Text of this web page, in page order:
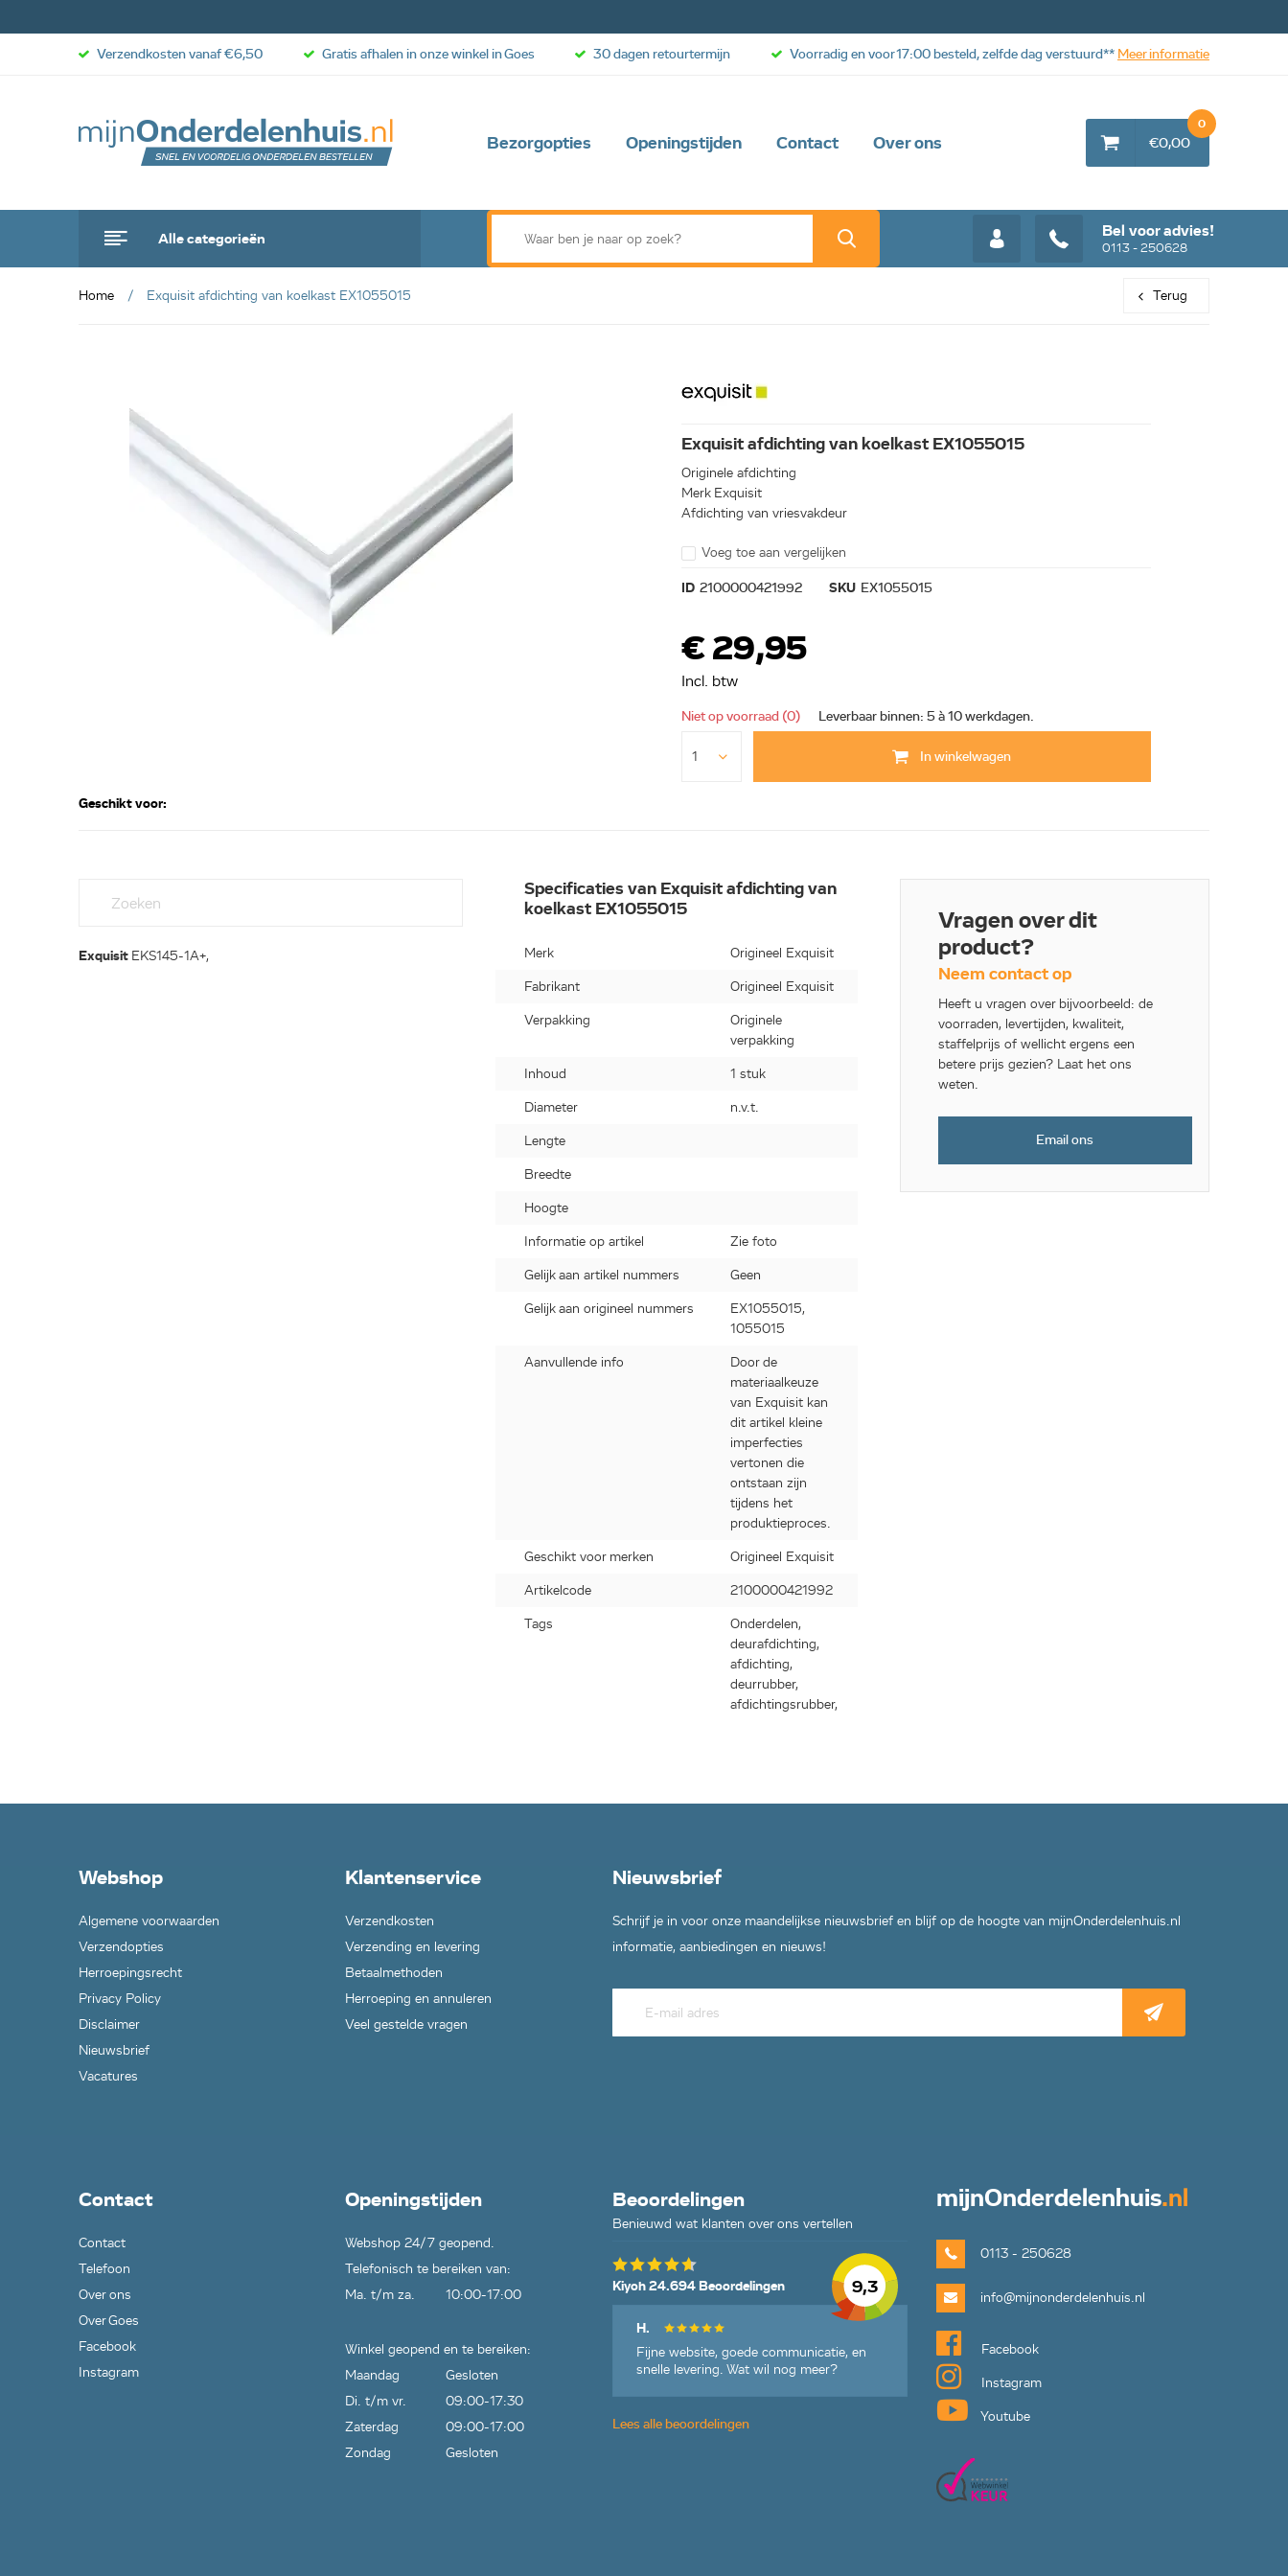
Bezorgopties Openingstijden Contact Over ons
Alle categorieën Bel voor advies!
0113 - 250628
€0,00
0
Verzendkosten vanaf €6,50 Gratis afhalen in onze winkel in Goes 30 dagen retourtermijn Voorradig en voor 17:00 besteld, zelfde dag verstuurd** Meer informatie
Home Exquisit afdichting van koelkast EX1055015 Terug
Exquisit afdichting van koelkast EX1055015
Originele afdichting
Merk Exquisit
Afdichting van vriesvakdeur
Voeg toe aan vergelijken
ID 2100000421992 SKU EX1055015
€ 29,95
Incl. btw
Niet op voorraad (0) Leverbaar binnen: 5 à 10 werkdagen.
In winkelwagen
Geschikt voor:
Exquisit EKS145-1A+,
Specificaties van Exquisit afdichting van
koelkast EX1055015
Merk Origineel Exquisit
Fabrikant Origineel Exquisit
Verpakking
Originele
verpakking
Inhoud 1 stuk
Diameter n.v.t.
Lengte
Breedte
Hoogte
Informatie op artikel Zie foto
Gelijk aan artikel nummers Geen
Gelijk aan origineel nummers
EX1055015,
1055015
Aanvullende info
Door de
materiaalkeuze
van Exquisit kan
dit artikel kleine
imperfecties
vertonen die
ontstaan zijn
tijdens het
produktieproces.
Geschikt voor merken Origineel Exquisit
Artikelcode 2100000421992
Tags
Onderdelen,
deurafdichting,
afdichting,
deurrubber,
afdichtingsrubber,
Vragen over dit
product?
Neem contact op
Heeft u vragen over bijvoorbeeld: de
voorraden, levertijden, kwaliteit,
staffelprijs of wellicht ergens een
betere prijs gezien? Laat het ons
weten.
Email ons
Webshop
Algemene voorwaarden
Verzendopties
Herroepingsrecht
Privacy Policy
Disclaimer
Nieuwsbrief
Vacatures
Klantenservice
Verzendkosten
Verzending en levering
Betaalmethoden
Herroeping en annuleren
Veel gestelde vragen
Nieuwsbrief
Schrijf je in voor onze maandelijkse nieuwsbrief en blijf op de hoogte van mijnOnderdelenhuis.nl
informatie, aanbiedingen en nieuws!
Contact
Contact
Telefoon
Over ons
Over Goes
Facebook
Instagram
Openingstijden
Webshop 24/7 geopend.
Telefonisch te bereiken van:
Ma. t/m za.
10:00-17:00
Winkel geopend en te bereiken:
Maandag
Gesloten
Di. t/m vr.
09:00-17:30
Zaterdag
09:00-17:00
Zondag
Gesloten
Beoordelingen
Benieuwd wat klanten over ons vertellen
9,3
Kiyoh 24.694 Beoordelingen
H.
Fijne website, goede communicatie, en
snelle levering. Wat wil nog meer?
Lees alle beoordelingen
mijnOnderdelenhuis.nl
0113 - 250628
info@mijnonderdelenhuis.nl
Facebook
Instagram
Youtube